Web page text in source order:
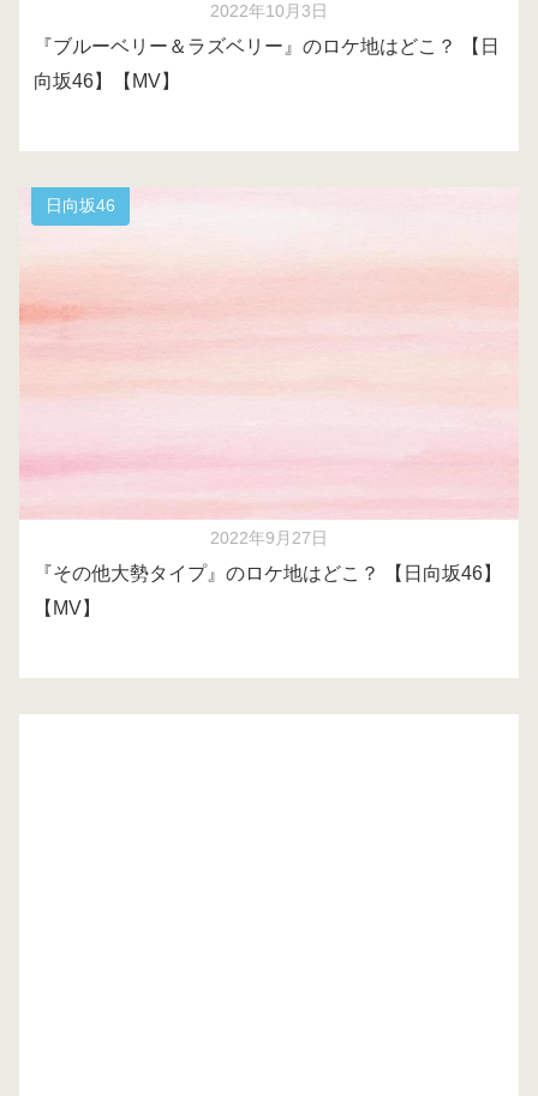
2022年10月3日
『ブルーベリー＆ラズベリー』のロケ地はどこ？ 【日
向坂46】【MV】
日向坂46
2022年9月27日
『その他大勢タイプ』のロケ地はどこ？ 【日向坂46】
【MV】